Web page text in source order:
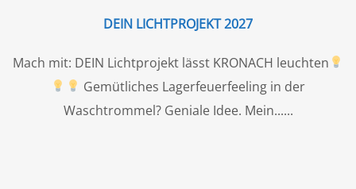
DEIN LICHTPROJEKT 2027
Mach mit: DEIN Lichtprojekt lässt KRONACH leuchten
Gemütliches Lagerfeuerfeeling in der
Waschtrommel? Geniale Idee. Mein...